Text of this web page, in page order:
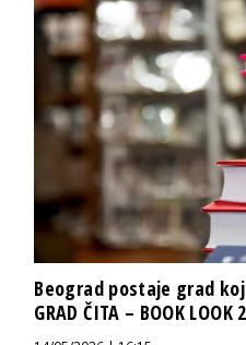
Beograd postaje grad
GRAD ČITA – BOOK LOOK